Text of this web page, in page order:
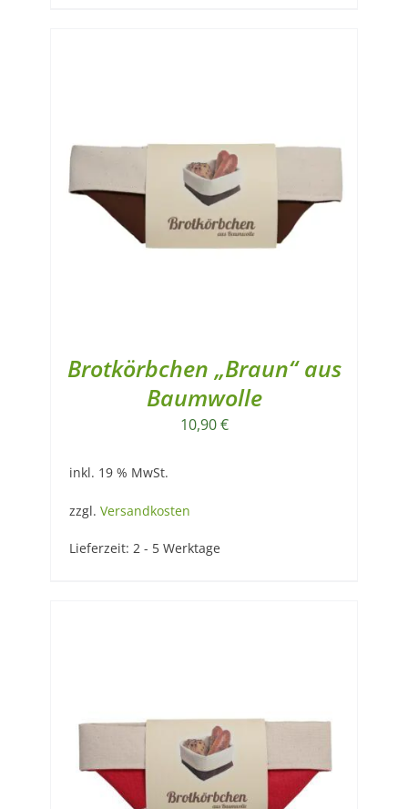
Brotkörbchen „Braun“ aus
Baumwolle
10,90€
inkl. 19 % MwSt.
zzgl. Versandkosten
Lieferzeit: 2 - 5 Werktage